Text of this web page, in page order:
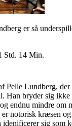
er så
Std. 14 Min.
Pelle Lundberg, der
Han bryder sig ikke
endnu mindre om
er notorisk kræsen
idenificerer sig som